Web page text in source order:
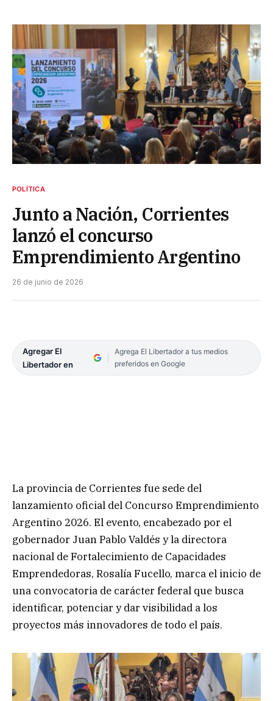
POLÍTICA
Junto a Nación, Corrientes
lanzó el concurso
Emprendimiento Argentino
26 de junio de 2026
Agregar El
Libertador en
Agrega El Libertador a tus medios
preferidos en Google
La provincia de Corrientes fue sede del
lanzamiento oficial del Concurso Emprendimiento
Argentino 2026. El evento, encabezado por el
gobernador Juan Pablo Valdés y la directora
nacional de Fortalecimiento de Capacidades
Emprendedoras, Rosalía Fucello, marca el inicio de
una convocatoria de carácter federal que busca
identificar, potenciar y dar visibilidad a los
proyectos más innovadores de todo el país.